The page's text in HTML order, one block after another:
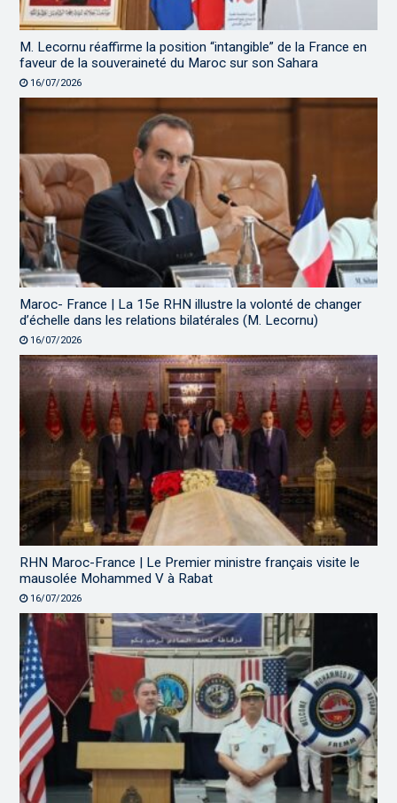
M. Lecornu réaffirme la position “intangible” de la France en
faveur de la souveraineté du Maroc sur son Sahara
16/07/2026
Maroc- France | La 15e RHN illustre la volonté de changer
d’échelle dans les relations bilatérales (M. Lecornu)
16/07/2026
RHN Maroc-France | Le Premier ministre français visite le
mausolée Mohammed V à Rabat
16/07/2026